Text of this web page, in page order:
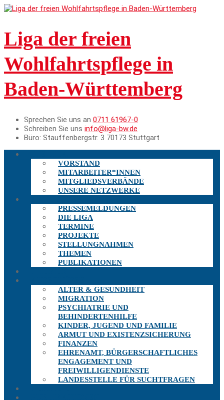
Liga der freien
Wohlfahrtspflege in
Baden-Württemberg
Sprechen Sie uns an 0711 61967-0
Schreiben Sie uns info@liga-bw.de
Büro: Stauffenbergstr. 3 70173 Stuttgart
VORSTAND
MITARBEITER*INNEN
MITGLIEDSVERBÄNDE
UNSERE NETZWERKE
PRESSEMELDUNGEN
DIE LIGA
TERMINE
PROJEKTE
STELLUNGNAHMEN
THEMEN
PUBLIKATIONEN
ALTER & GESUNDHEIT
MIGRATION
PSYCHIATRIE UND
BEHINDERTENHILFE
KINDER, JUGEND UND FAMILIE
ARMUT UND EXISTENZSICHERUNG
FINANZEN
EHRENAMT, BÜRGERSCHAFTLICHES
ENGAGEMENT UND
FREIWILLIGENDIENSTE
LANDESSTELLE FÜR SUCHTFRAGEN